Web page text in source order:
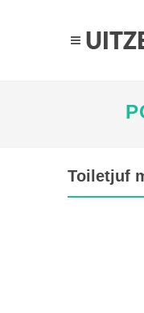
Toiletjuf